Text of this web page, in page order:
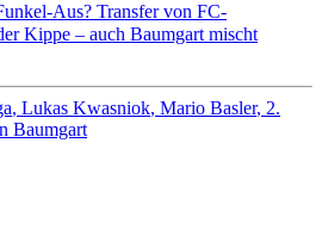
Aus? Transfer von FC-
Kippe – auch Baumgart mischt
Lukas Kwasniok Mario Basler 2.
Baumgart